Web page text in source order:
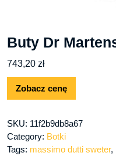
Buty Dr
743,20 zł
Zobacz cenę
SKU: 11f2b9db8a67
Category: Botki
Tags: massimo dutti sweter,